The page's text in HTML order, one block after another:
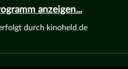
anzeigen...
durch kinoheld.de